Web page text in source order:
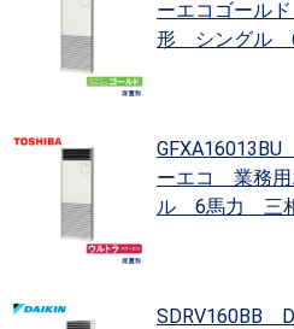
ーエコゴール
形 シングル
ーエコ 業務
ル 6馬力 三
SDRV160BB